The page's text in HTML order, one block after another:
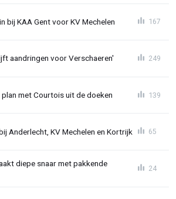
bij KAA Gent voor KV Mechelen 167
aandringen voor Verschaeren' 249
met Courtois uit de doeken 139
Anderlecht, KV Mechelen en Kortrijk 65
diepe snaar met pakkende
24